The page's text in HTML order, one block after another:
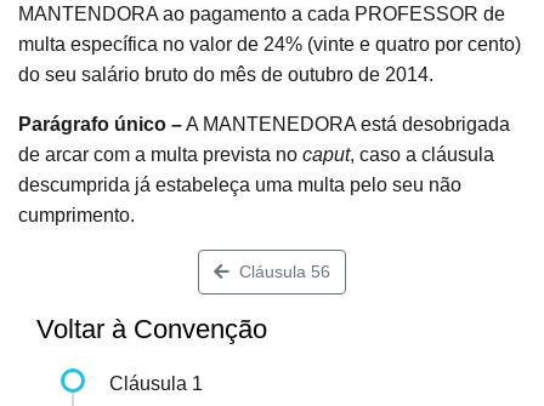
MANTENDORA ao pagamento a cada PROFESSOR de
multa específica no valor de 24% (vinte e quatro por cento)
do seu salário bruto do mês de outubro de 2014.
Parágrafo único –A MANTENEDORA está desobrigada
de arcar com a multa prevista no caput, caso a cláusula
descumprida já estabeleça uma multa pelo seu não
cumprimento.
Cláusula 56
Voltar à Convenção
Cláusula 1